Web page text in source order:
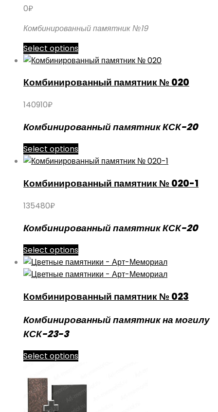
0₽
Комбинированный памятник №19
Select optionsЭтот
товар
несколько
выбрать
на
странице
Комбинированный памятник № 020
140910₽
Комбинированный памятник КСК-20
Select options
Комбинированный памятник № 020-1
135480₽
Комбинированный памятник КСК-20
Select options
Комбинированный памятник № 023
Комбинированный памятник на могилу
КСК-23-3
Select options